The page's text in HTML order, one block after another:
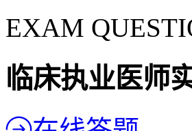
EXAM
临床执业医师